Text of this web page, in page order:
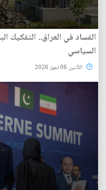
الفساد في العراق.. التفكيك
السياسي
الأثنين 06 تموز 2026